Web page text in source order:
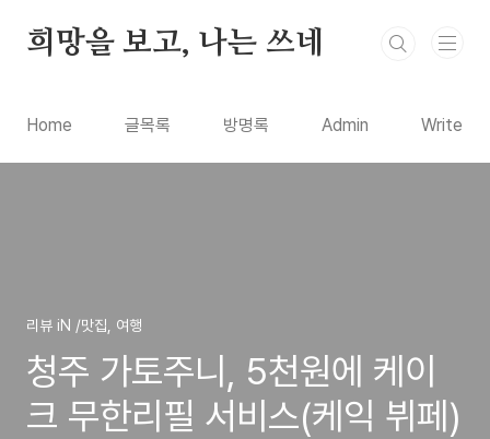
희망을 보고, 나는 쓰네
Home 글목록 방명록 Admin Write
리뷰 iN /맛집, 여행
청주 가토주니, 5천원에 케이
크 무한리필 서비스(케익 뷔페)